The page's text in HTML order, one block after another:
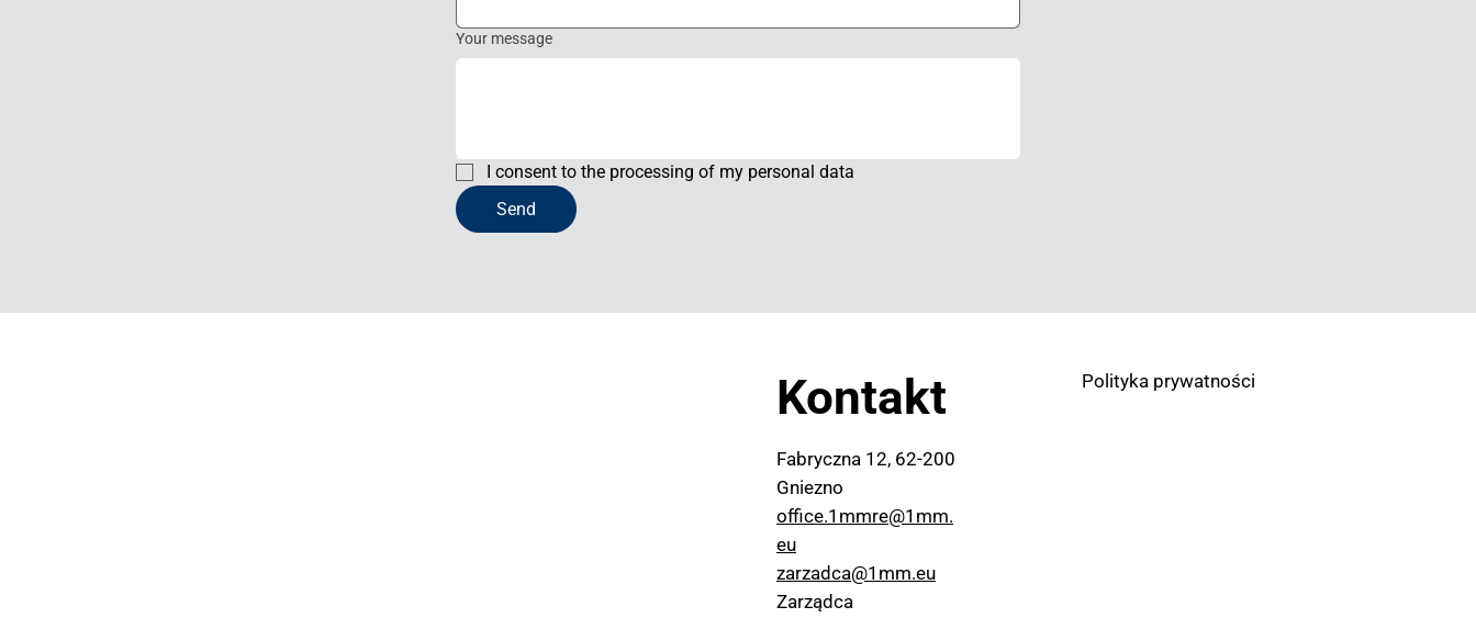
Your message
I consent to the processing of my personal data
Send
Kontakt
Fabryczna 12, 62-200
Gniezno
office.1mmre@1mm.
eu
zarzadca@1mm.eu
Zarządca
Polityka prywatności